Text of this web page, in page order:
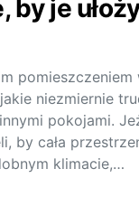
by je
niezmiernie
pokojami.
by cała
klimacie,…